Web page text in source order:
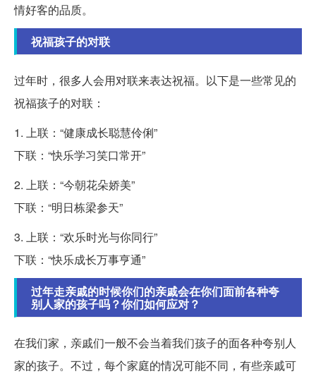
情好客的品质。
祝福孩子的对联
过年时，很多人会用对联来表达祝福。以下是一些常见的
祝福孩子的对联：
1. 上联：“健康成长聪慧伶俐”
下联：“快乐学习笑口常开”
2. 上联：“今朝花朵娇美”
下联：“明日栋梁参天”
3. 上联：“欢乐时光与你同行”
下联：“快乐成长万事亨通”
过年走亲戚的时候你们的亲戚会在你们面前各种夸
别人家的孩子吗？你们如何应对？
在我们家，亲戚们一般不会当着我们孩子的面各种夸别人
家的孩子。不过，每个家庭的情况可能不同，有些亲戚可